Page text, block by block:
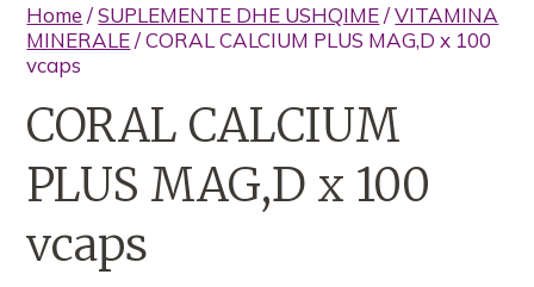
Home /SUPLEMENTE DHE USHQIME/VITAMINA
MINERALE/ CORAL CALCIUM PLUS MAG,D x 100
vcaps
CORAL CALCIUM
PLUS MAG,D x 100
vcaps